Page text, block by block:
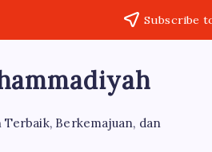
Subscribe
Berkemajuan, dan